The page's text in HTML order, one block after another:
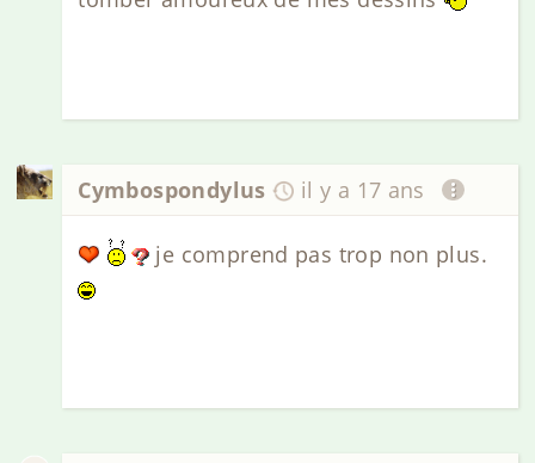
Cymbospondylus il y a 17 ans
je comprend pas trop non plus.